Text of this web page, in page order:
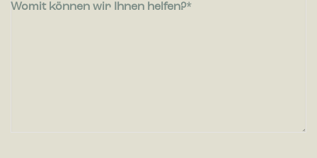
Womit können wir Ihnen helfen?